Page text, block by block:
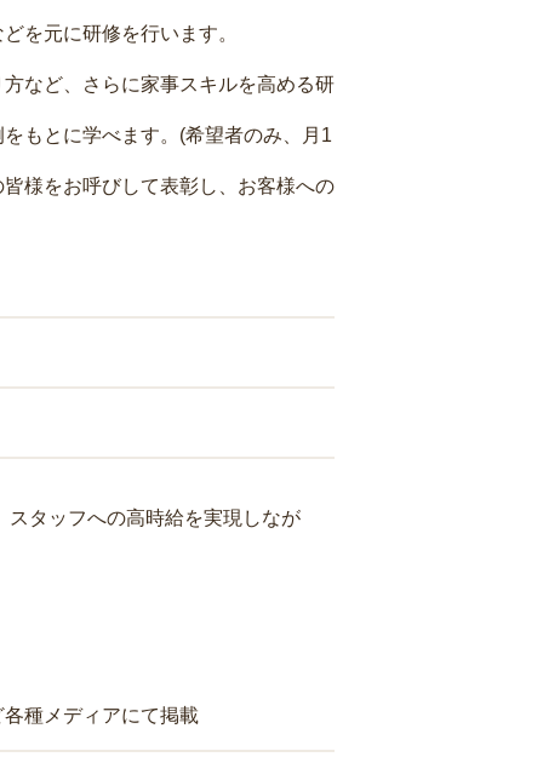
を元に研修を行います。
など、さらに家事スキルを高める研
もとに学べます。(希望者のみ、月1
様をお呼びして表彰し、お客様への
タッフへの高時給を実現しなが
種メディアにて掲載